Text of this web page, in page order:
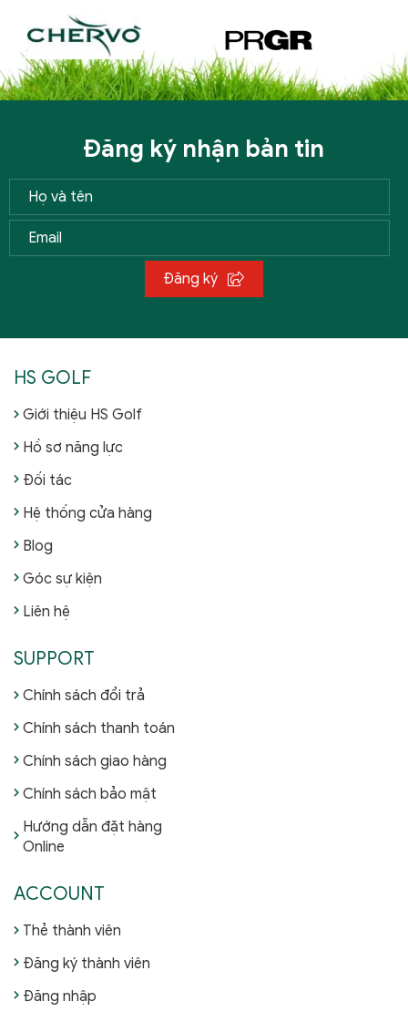
Đăng ký nhận bản tin
Đăng ký
HS GOLF
Giới thiệu HS Golf
Hồ sơ năng lực
Đối tác
Hệ thống cửa hàng
Blog
Góc sự kiện
Liên hệ
SUPPORT
Chính sách đổi trả
Chính sách thanh toán
Chính sách giao hàng
Chính sách bảo mật
Hướng dẫn đặt hàng
Online
ACCOUNT
Thẻ thành viên
Đăng ký thành viên
Đăng nhập